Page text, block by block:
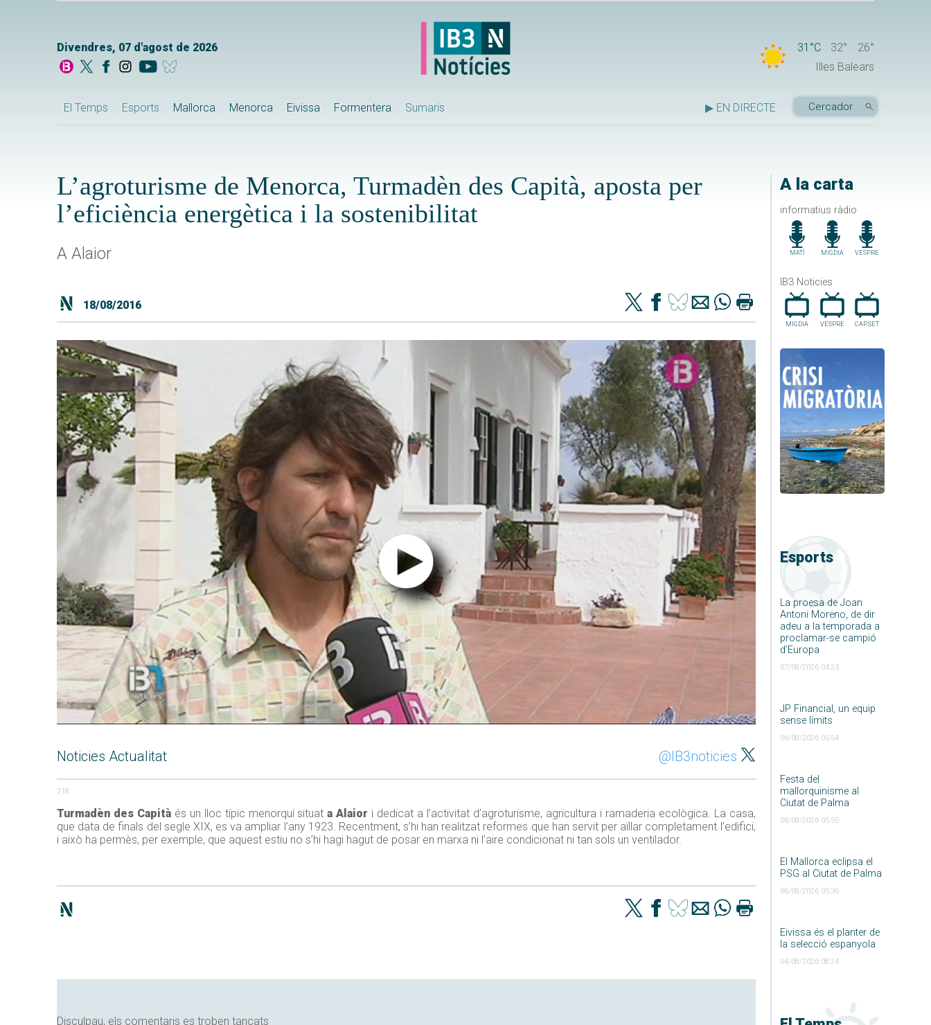
Divendres, 07 d'agost de 2026 31°C 32°
26°
Illes Balears
El Temps Esports Mallorca Menorca Eivissa Formentera Sumaris ▶ EN DIRECTE
A la carta
informatius ràdio
MATÍ MIGDIA VESPRE
IB3 Noticies
MIGDIA VESPRE CAP.SET
Esports
La proesa de Joan
Antoni Moreno, de dir
adeu a la temporada a
proclamar-se campió
d’Europa
07/08/2026 04:23
JP Financial, un equip
sense límits
06/08/2026 05:54
Festa del
mallorquinisme al
Ciutat de Palma
06/08/2026 05:50
El Mallorca eclipsa el
PSG al Ciutat de Palma
06/08/2026 05:36
Eivissa és el planter de
la selecció espanyola
04/08/2026 08:24
L’agroturisme de Menorca, Turmadèn des Capità, aposta per
l’eficiència energètica i la sostenibilitat
A Alaior
18/08/2016
Noticies Actualitat @IB3noticies
218
Turmadèn des Capitàés un lloc típic menorquí situat a Alaior i dedicat a l’activitat d’agroturisme, agricultura i ramaderia ecològica. La casa,
que data de finals del segle XIX, es va ampliar l’any 1923. Recentment, s’hi han realitzat reformes que han servit per aïllar completament l’edifici,
i això ha permès, per exemple, que aquest estiu no s’hi hagi hagut de posar en marxa ni l’aire condicionat ni tan sols un ventilador.
Disculpau, els comentaris es troben tancats